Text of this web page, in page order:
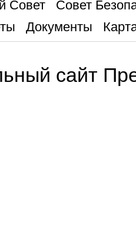
Совет
Совет
Документы
сайт